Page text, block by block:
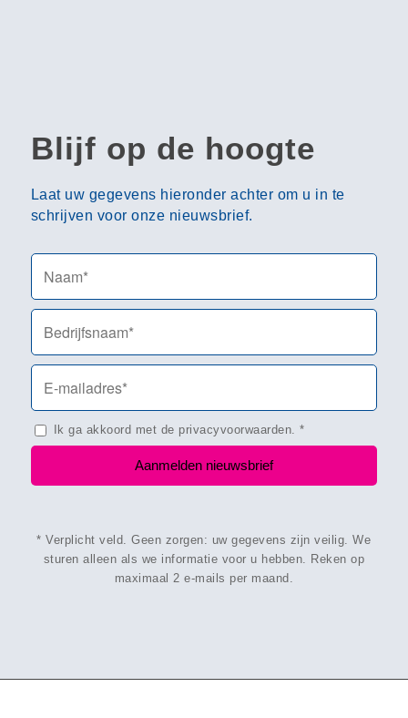
Blijf op de hoogte
Laat uw gegevens hieronder achter om u in te
schrijven voor onze nieuwsbrief.
Ik ga akkoord met de privacyvoorwaarden.*
* Verplicht veld. Geen zorgen: uw gegevens zijn veilig. We
sturen alleen als we informatie voor u hebben. Reken op
maximaal 2 e-mails per maand.